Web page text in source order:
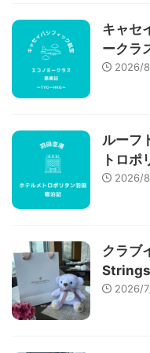
キャセ
ークラ
2026/
ルーフ
トロポ
2026/
クラブ
2026/